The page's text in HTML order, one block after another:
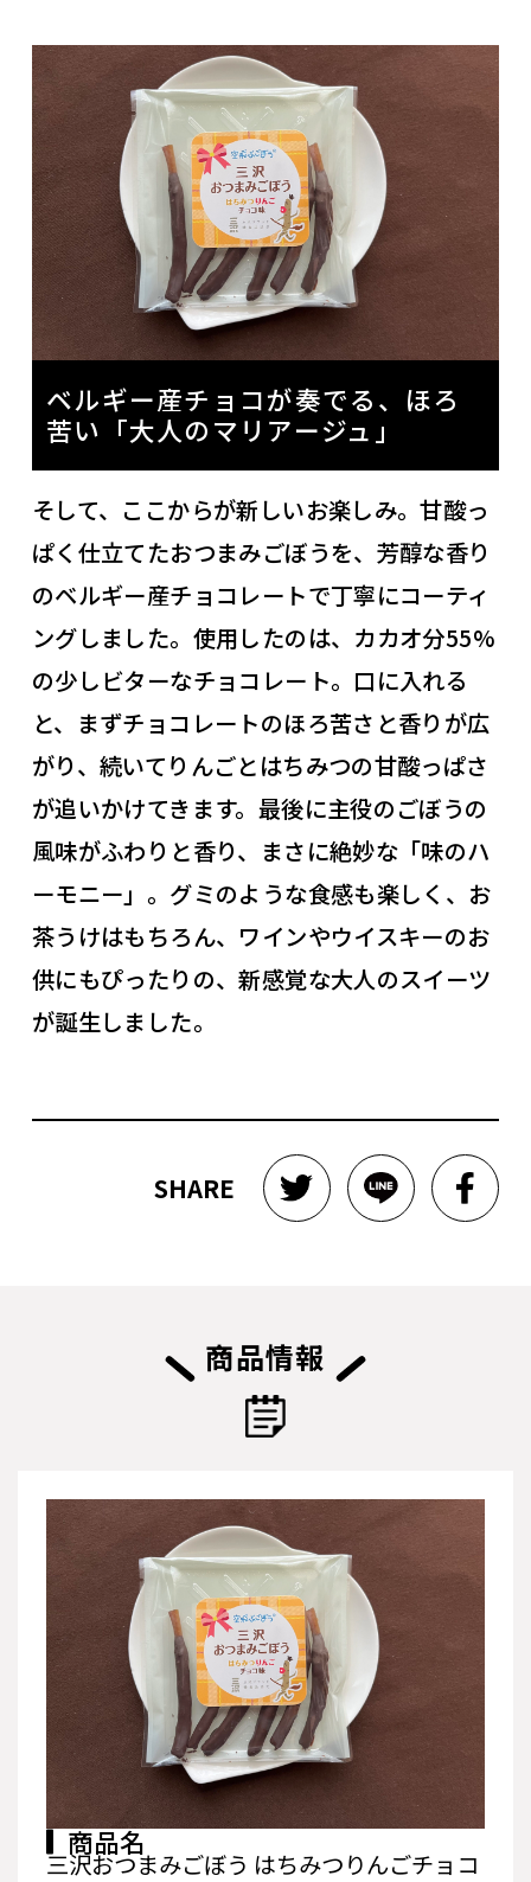
ベルギー産チョコが奏でる、ほろ
苦い「大人のマリアージュ」
そして、ここからが新しいお楽しみ。甘酸っ
ぱく仕立てたおつまみごぼうを、芳醇な香り
のベルギー産チョコレートで丁寧にコーティ
ングしました。使用したのは、カカオ分55%
の少しビターなチョコレート。口に入れる
と、まずチョコレートのほろ苦さと香りが広
がり、続いてりんごとはちみつの甘酸っぱさ
が追いかけてきます。最後に主役のごぼうの
風味がふわりと香り、まさに絶妙な「味のハ
ーモニー」。グミのような食感も楽しく、お
茶うけはもちろん、ワインやウイスキーのお
供にもぴったりの、新感覚な大人のスイーツ
が誕生しました。
SHARE
商品情報
商品名
三沢おつまみごぼう はちみつりんごチョコ